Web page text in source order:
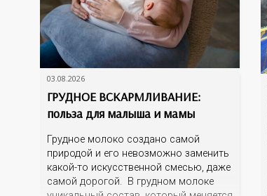
03.08.2026
ГРУДНОЕ ВСКАРМЛИВАНИЕ:
польза для малыша и мамы
Грудное молоко создано самой
природой и его невозможно заменить
какой-то искусственной смесью, даже
самой дорогой. В грудном молоке